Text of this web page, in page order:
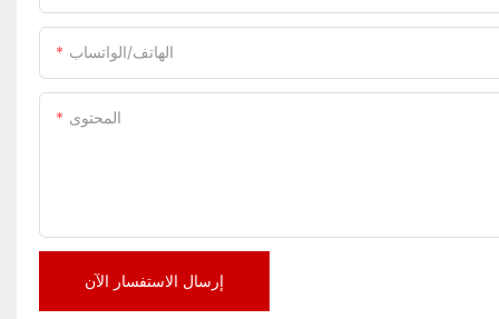
الهاتف/الواتساب
المحتوى
إرسال الاستفسار الآن